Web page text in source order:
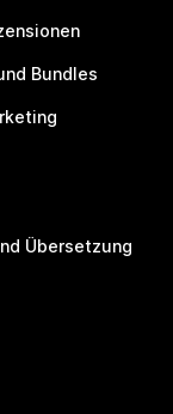
Bundles
Übersetzung